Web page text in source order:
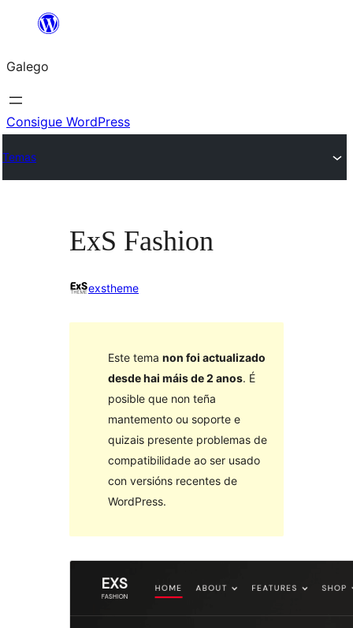
Saltar
contido
Galego
Consigue WordPress
Temas
ExS Fashion
exstheme
Este tema non foi actualizado
desde hai máis de 2 anos. É
posible que non teña
mantemento ou soporte e
quizais presente problemas de
compatibilidade ao ser usado
con versións recentes de
WordPress.